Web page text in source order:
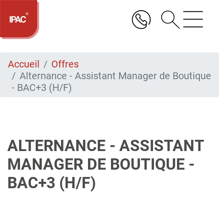
Aller
contenu
Accueil
Offres
Alternance - Assistant Manager de Boutique
- BAC+3 (H/F)
ALTERNANCE - ASSISTANT
MANAGER DE BOUTIQUE -
BAC+3 (H/F)